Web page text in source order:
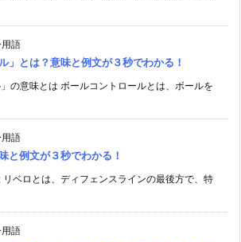
語
」とは？意味と例文が３秒でわかる！
」の意味とは ボールコントロールとは、ボールを
語
と例文が３秒でわかる！
リベロとは、ディフェンスラインの最後方で、特
語